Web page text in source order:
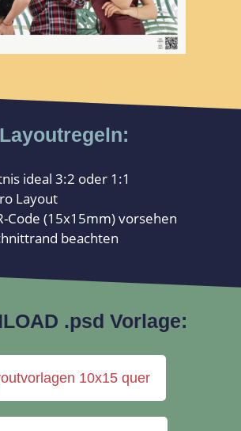
Layoutregeln:
ideal 3:2 oder 1:1
Layout
Code (15x15mm) vorsehen
beachten
.psd Vorlage:
10x15 quer